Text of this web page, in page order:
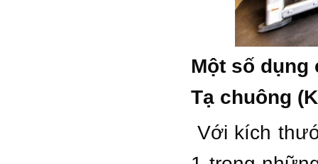
Một số dụng
Tạ chuông
Với kích